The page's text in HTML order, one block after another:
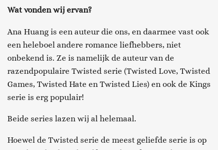
Wat vonden wij ervan?
Ana Huang is een auteur die ons, en daarmee vast ook
een heleboel andere romance liefhebbers, niet
onbekend is. Ze is namelijk de auteur van de
razendpopulaire Twisted serie (Twisted Love, Twisted
Games, Twisted Hate en Twisted Lies) en ook de Kings
serie is erg populair!
Beide series lazen wij al helemaal.
Hoewel de Twisted serie de meest geliefde serie is op